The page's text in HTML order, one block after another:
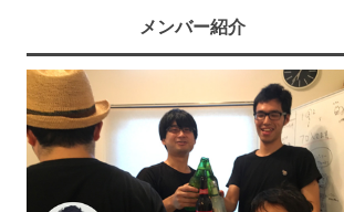
メンバー紹介